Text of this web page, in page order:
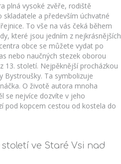
plná vysoké zvěře, rodiště
a především úchvatné
To vše na vás čeká během
které jsou jedním z nejkrásnějších
obce se můžete vydat po
nebo naučných stezek oborou
13. století. Nejpěknější procházkou
Bystroušky. Ta symbolizuje
O životě autora mnoha
se nejvíce dozvíte v jeho
pod kopcem cestou od kostela do
ve Staré Vsi nad